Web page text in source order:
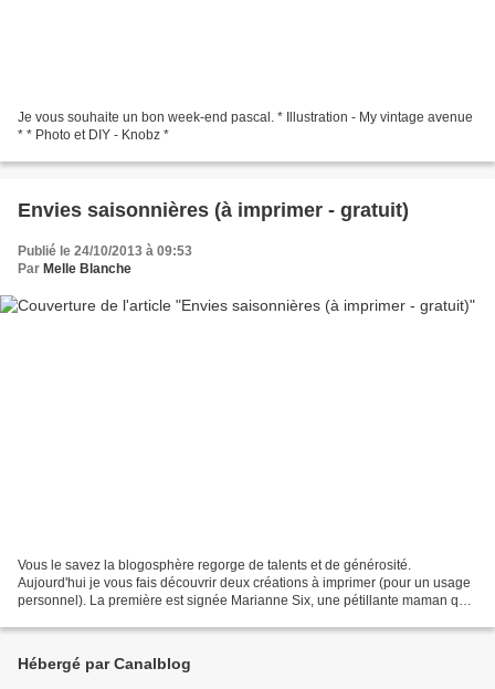
Je vous souhaite un bon week-end pascal. * Illustration - My vintage avenue
* * Photo et DIY - Knobz *
Envies saisonnières (à imprimer - gratuit)
Publié le 24/10/2013 à 09:53
Par Melle Blanche
Vous le savez la blogosphère regorge de talents et de générosité.
Aujourd'hui je vous fais découvrir deux créations à imprimer (pour un usage
personnel). La première est signée Marianne Six, une pétillante maman qui
Hébergé par Canalblog